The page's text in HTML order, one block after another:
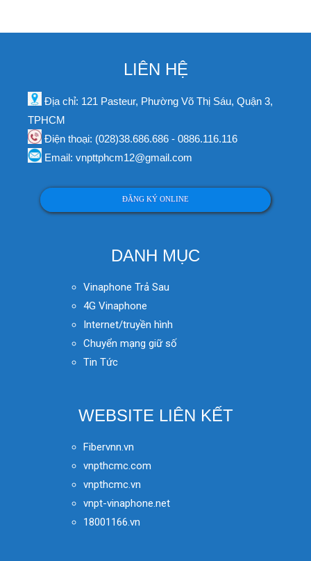
LIÊN HỆ
Địa chỉ: 121 Pasteur, Phường Võ Thị Sáu, Quận 3,
TPHCM
Điện thoại: (028)38.686.686 - 0886.116.116
Email: vnpttphcm12@gmail.com
ĐĂNG KÝ ONLINE
DANH MỤC
Vinaphone Trả Sau
4G Vinaphone
Internet/truyền hình
Chuyển mạng giữ số
Tin Tức
WEBSITE LIÊN KẾT
Fibervnn.vn
vnpthcmc.com
vnpthcmc.vn
vnpt-vinaphone.net
18001166.vn